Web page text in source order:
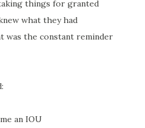
things for granted
what they had
was the constant reminder
an IOU